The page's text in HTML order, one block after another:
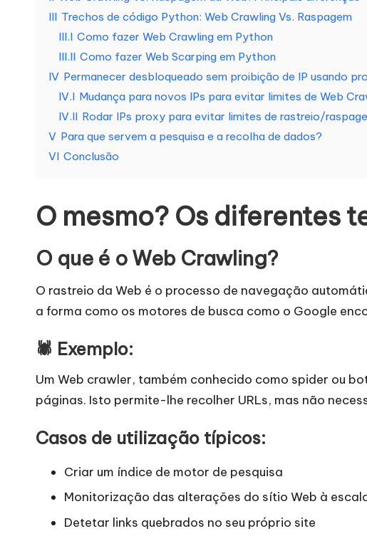
a
s
a
n
e
c
e
s
si
d
a
d
e
III Trechos de código Python: Web Crawling Vs. Raspagem
III.I Como fazer Web Crawling em Python
III.II Como fazer Web Scarping em Python
IV Permanecer desbloqueado sem proibição de IP usando
IV.I Mudança para novos IPs para evitar limites de Web
IV.II Rodar IPs proxy para evitar limites de rastreio/
V Para que servem a pesquisa e a recolha de dados?
VI Conclusão
O mesmo? Os diferentes
O que é o Web Crawling?
O rastreio da Web é o processo de navegação
a forma como os motores de busca como o Google
🕷 Exemplo:
Um Web crawler, também conhecido como spider ou
páginas. Isto permite-lhe recolher URLs, mas não
Casos de utilização típicos:
Criar um índice de motor de pesquisa
Monitorização das alterações do sítio Web à
Detetar links quebrados no seu próprio site